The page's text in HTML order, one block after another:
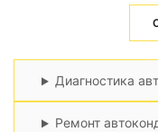
Диагностика
Ремонт